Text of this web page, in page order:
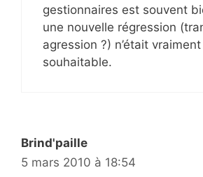
gestionnaires est souvent
une nouvelle régression
agression ?) n’était
souhaitable.
Brind'paille
5 mars 2010 à 18:54